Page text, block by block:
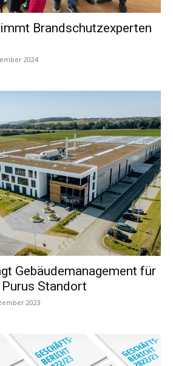
Brandschutzexperten
2024
Gebäudemanagement für
Standort
2023